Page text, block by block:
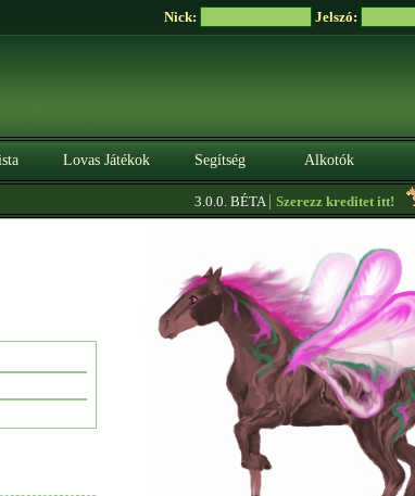
Nick: Jelszó:
Lovas Játékok Segítség Alkotók
3.0.0. BÉTA|Szerezz kreditet itt!